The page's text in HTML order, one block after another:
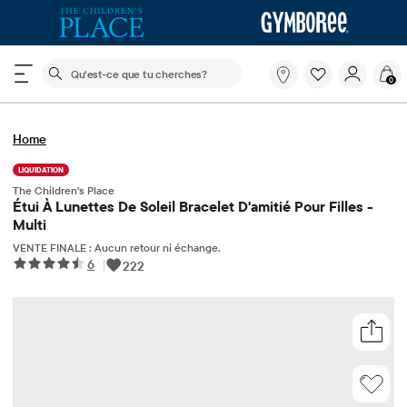
Le champ de recherche ci-dessous filtre les
Qu'est-
que
0
Home
LIQUIDATION
The Children's Place
Étui À Lunettes De Soleil Bracelet D'amitié Pour Filles -
Multi
VENTE FINALE : Aucun retour ni échange.
6 | 222